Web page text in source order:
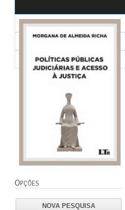
Opções
NOVA PESQUISA